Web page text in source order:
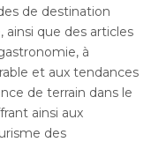
de destination
ainsi que des articles
à
et aux tendances
de terrain dans le
ainsi aux
des